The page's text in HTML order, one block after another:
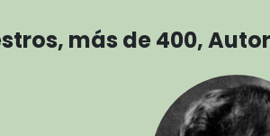
más de 400,